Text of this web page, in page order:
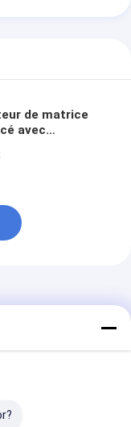
de matrice
avec
jusqu'à